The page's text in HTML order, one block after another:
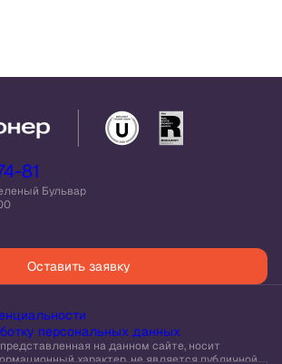
81
Бульвар
Оставить заявку
персональных данных
на данном сайте, носит
характер, не является публичной